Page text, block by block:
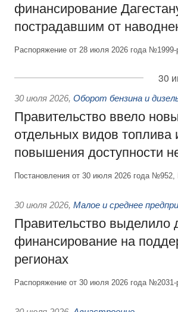
финансирование
пострадавшим от
Распоряжение от 28 июля 2026 года
30
30 июля 2026, Оборот бензина и
Правительство ввело
отдельных видов
повышения доступности
Постановления от 30 июля 2026 года
30 июля 2026, Малое и среднее
Правительство выделило
финансирование на
регионах
Распоряжение от 30 июля 2026 года №2031-